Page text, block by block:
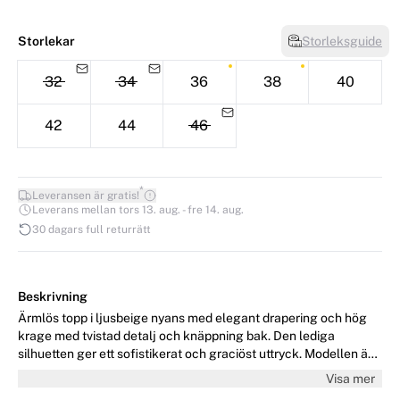
Storlekar Storleksguide
32 34 36 38 40
42 44 46
Leveransen är gratis!*
Leverans mellan tors 13. aug. - fre 14. aug.
30 dagars full returrätt
Beskrivning
Ärmlös topp i ljusbeige nyans med elegant drapering och hög
krage med tvistad detalj och knäppning bak. Den lediga
silhuetten ger ett sofistikerat och graciöst uttryck. Modellen är
Visa mer